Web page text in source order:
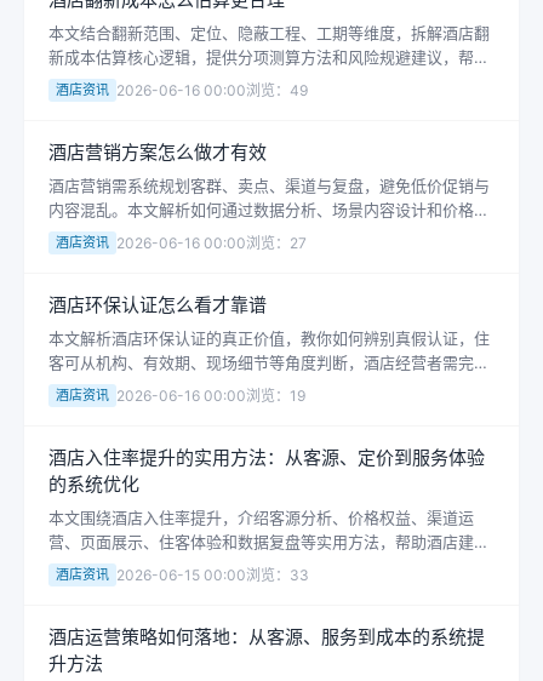
本文结合翻新范围、定位、隐蔽工程、工期等维度，拆解酒店翻
新成本估算核心逻辑，提供分项测算方法和风险规避建议，帮助
精准把控投入与回报。
酒店资讯 2026-06-16 00:00浏览：49
酒店营销方案怎么做才有效
酒店营销需系统规划客群、卖点、渠道与复盘，避免低价促销与
内容混乱。本文解析如何通过数据分析、场景内容设计和价格策
略，提升转化与收益，纠正常见误区并调整执行方案。
酒店资讯 2026-06-16 00:00浏览：27
酒店环保认证怎么看才靠谱
本文解析酒店环保认证的真正价值，教你如何辨别真假认证，住
客可从机构、有效期、现场细节等角度判断，酒店经营者需完善
管理流程以提升可持续运营。
酒店资讯 2026-06-16 00:00浏览：19
酒店入住率提升的实用方法：从客源、定价到服务体验
的系统优化
本文围绕酒店入住率提升，介绍客源分析、价格权益、渠道运
营、页面展示、住客体验和数据复盘等实用方法，帮助酒店建立
稳定运营思路。
酒店资讯 2026-06-15 00:00浏览：33
酒店运营策略如何落地：从客源、服务到成本的系统提
升方法